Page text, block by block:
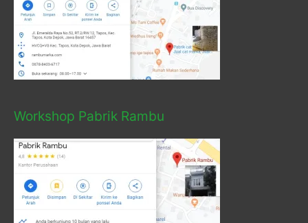
Workshop Pabrik Rambu